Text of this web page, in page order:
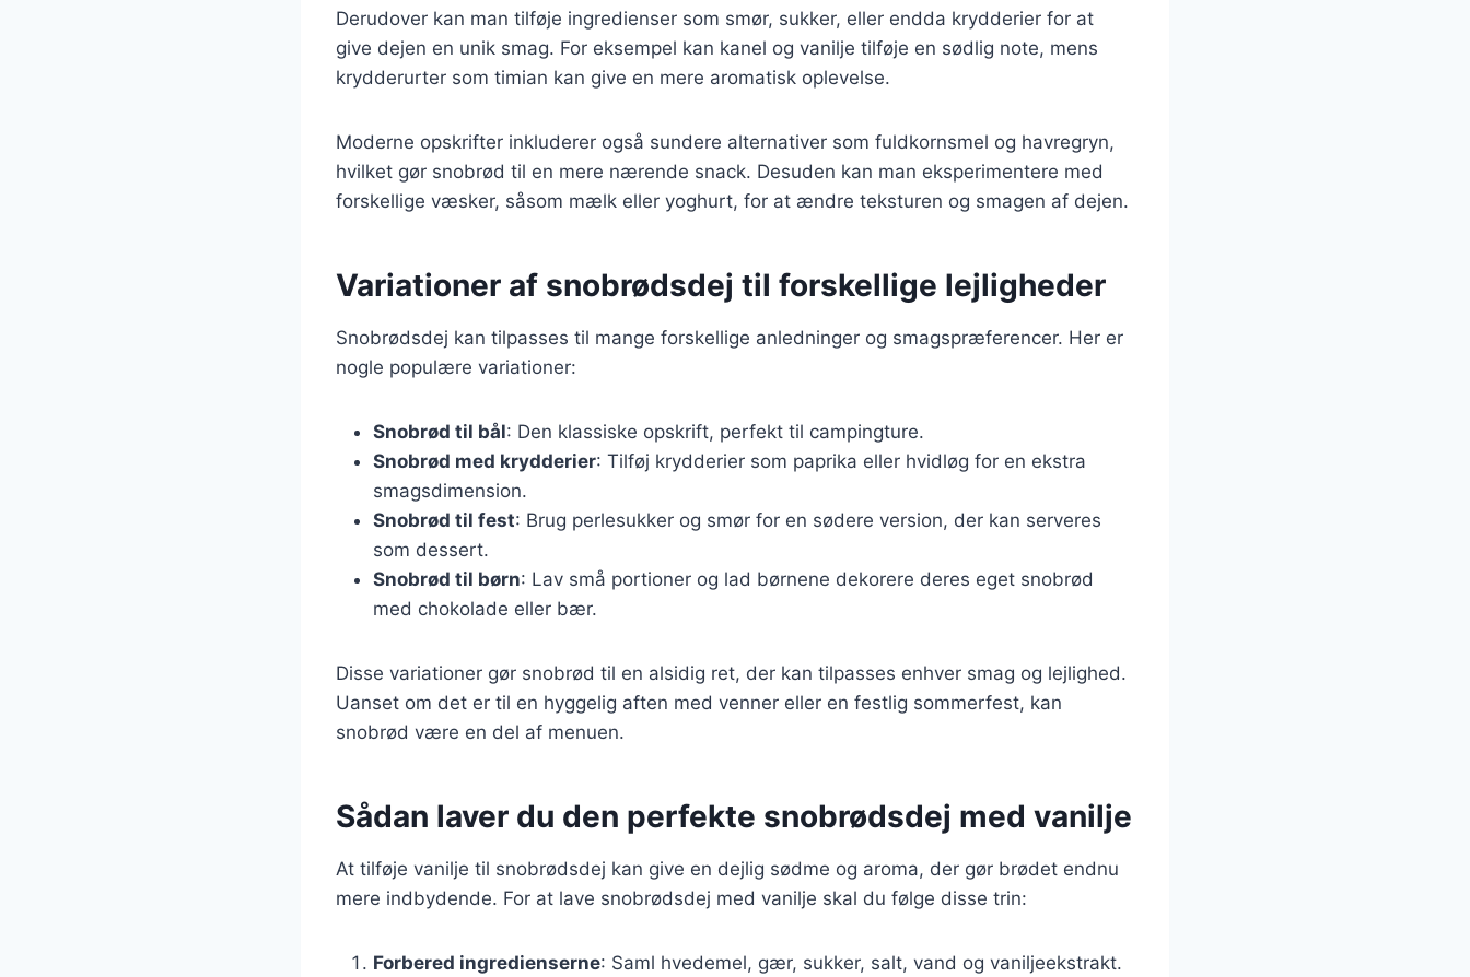
Derudover kan man tilføje ingredienser som smør, sukker, eller endda krydderier for at
give dejen en unik smag. For eksempel kan kanel og vanilje tilføje en sødlig note, mens
krydderurter som timian kan give en mere aromatisk oplevelse.
Moderne opskrifter inkluderer også sundere alternativer som fuldkornsmel og havregryn,
hvilket gør snobrød til en mere nærende snack. Desuden kan man eksperimentere med
forskellige væsker, såsom mælk eller yoghurt, for at ændre teksturen og smagen af dejen.
Variationer af snobrødsdej til forskellige lejligheder
Snobrødsdej kan tilpasses til mange forskellige anledninger og smagspræferencer. Her er
nogle populære variationer:
Snobrød til bål: Den klassiske opskrift, perfekt til campingture.
Snobrød med krydderier: Tilføj krydderier som paprika eller hvidløg for en ekstra
smagsdimension.
Snobrød til fest: Brug perlesukker og smør for en sødere version, der kan serveres
som dessert.
Snobrød til børn: Lav små portioner og lad børnene dekorere deres eget snobrød
med chokolade eller bær.
Disse variationer gør snobrød til en alsidig ret, der kan tilpasses enhver smag og lejlighed.
Uanset om det er til en hyggelig aften med venner eller en festlig sommerfest, kan
snobrød være en del af menuen.
Sådan laver du den perfekte snobrødsdej med vanilje
At tilføje vanilje til snobrødsdej kan give en dejlig sødme og aroma, der gør brødet endnu
mere indbydende. For at lave snobrødsdej med vanilje skal du følge disse trin:
Forbered ingredienserne: Saml hvedemel, gær, sukker, salt, vand og vaniljeekstrakt.